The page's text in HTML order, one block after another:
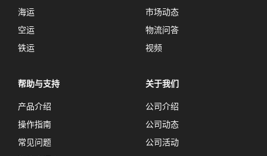
海运
空运
铁运
市场动态
物流问答
视频
帮助与支持
产品介绍
操作指南
常见问题
关于我们
公司介绍
公司动态
公司活动